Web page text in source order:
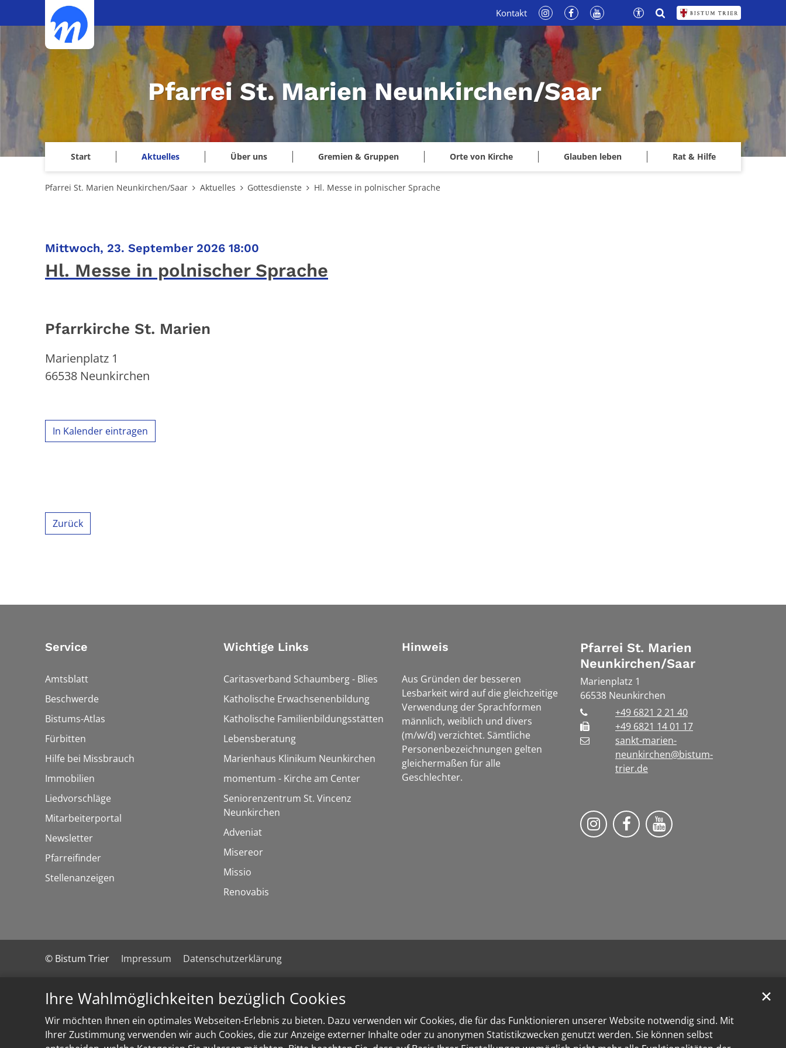
Ihre Wahlmöglichkeiten bezüglich Cookies
Wir möchten Ihnen ein optimales Webseiten-Erlebnis zu bieten. Dazu verwenden wir Cookies, die für das Funktionieren unserer Website notwendig sind. Mit
Ihrer Zustimmung verwenden wir auch Cookies, die zur Anzeige externer Inhalte oder zu anonymen Statistikzwecken genutzt werden. Sie können selbst
✕
Zum Inhalt springen
Pfarrei St. Marien Neunkirchen/Saar
Start Aktuelles Über uns Gremien & Gruppen Orte von Kirche Glauben leben Rat & Hilfe
Kontakt
Pfarrei St. Marien Neunkirchen/Saar Aktuelles Gottesdienste Hl. Messe in polnischer Sprache
Mittwoch, 23. September 2026 18:00
Hl. Messe in polnischer Sprache
Pfarrkirche St. Marien
Marienplatz 1
66538 Neunkirchen
In Kalender eintragen
Zurück
Service
Amtsblatt
Beschwerde
Bistums-Atlas
Fürbitten
Hilfe bei Missbrauch
Immobilien
Liedvorschläge
Mitarbeiterportal
Newsletter
Pfarreifinder
Stellenanzeigen
Wichtige Links
Caritasverband Schaumberg - Blies
Katholische Erwachsenenbildung
Katholische Familienbildungsstätten
Lebensberatung
Marienhaus Klinikum Neunkirchen
momentum - Kirche am Center
Seniorenzentrum St. Vincenz
Neunkirchen
Adveniat
Misereor
Missio
Renovabis
Hinweis
Aus Gründen der besseren
Lesbarkeit wird auf die gleichzeitige
Verwendung der Sprachformen
männlich, weiblich und divers
(m/w/d) verzichtet. Sämtliche
Personenbezeichnungen gelten
gleichermaßen für alle
Geschlechter.
Pfarrei St. Marien
Neunkirchen/Saar
Marienplatz 1
66538 Neunkirchen
+49 6821 2 21 40
+49 6821 14 01 17
sankt-marien-
neunkirchen@bistum-
trier.de
Bistum Trier auf Instragram
Die Pfarrei auf Facebook
Die Pfarrei auf
© Bistum Trier Impressum Datenschutzerklärung